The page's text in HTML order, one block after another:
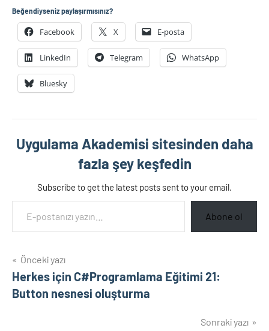
Beğendiyseniz paylaşırmısınız?
Facebook X E-posta
LinkedIn Telegram WhatsApp
Bluesky
Uygulama Akademisi sitesinden daha
fazla şey keşfedin
Subscribe to get the latest posts sent to your email.
E-postanızı yazın…
Abone ol
Yazı
gezinmesi
Önceki yazı
Herkes için C#Programlama Eğitimi 21:
Button nesnesi oluşturma
Sonraki yazı